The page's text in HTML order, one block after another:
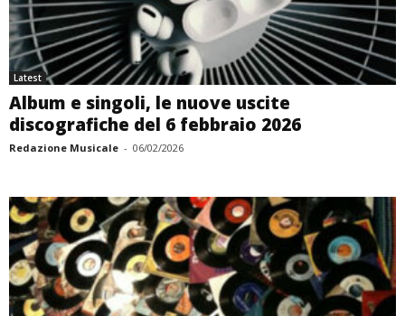
Latest
Album e singoli, le nuove uscite
discografiche del 6 febbraio 2026
Redazione Musicale - 06/02/2026